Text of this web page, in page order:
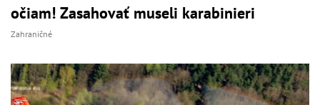
očiam! Zasahovať museli karabinieri
Zahraničné